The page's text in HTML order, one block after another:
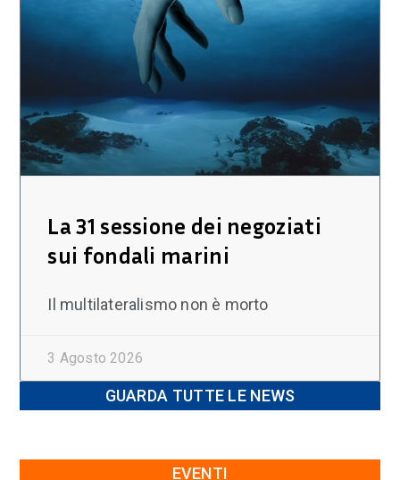
La 31 sessione dei negoziati
sui fondali marini
Il multilateralismo non è morto
3 Agosto 2026
GUARDA TUTTE LE NEWS
EVENTI